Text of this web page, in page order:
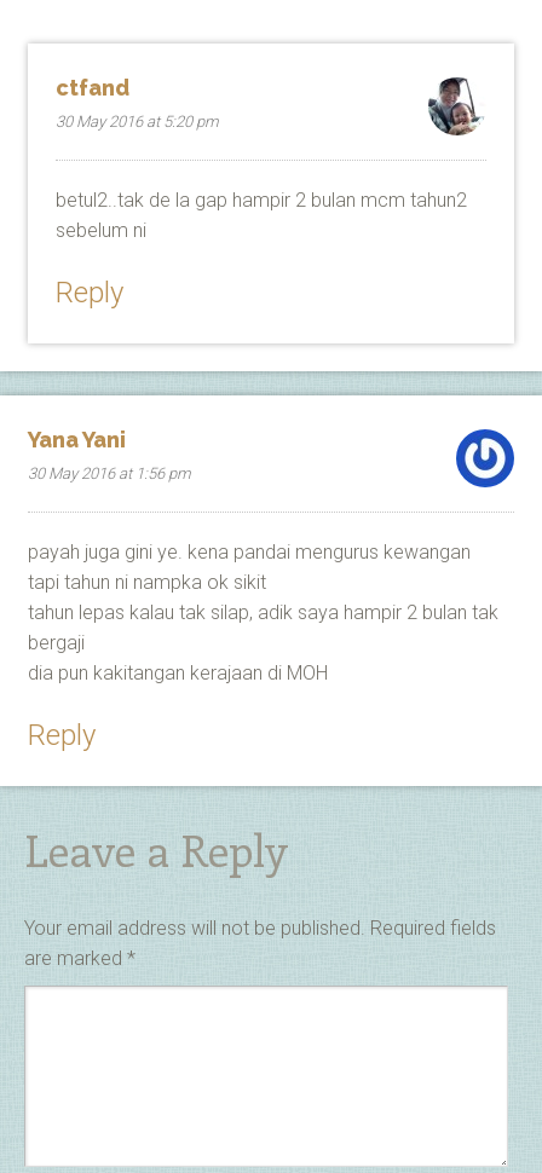
ctfand
30 May 2016 at 5:20 pm
betul2..tak de la gap hampir 2 bulan mcm tahun2
sebelum ni
Reply
Yana Yani
30 May 2016 at 1:56 pm
payah juga gini ye. kena pandai mengurus kewangan
tapi tahun ni nampka ok sikit
tahun lepas kalau tak silap, adik saya hampir 2 bulan tak
bergaji
dia pun kakitangan kerajaan di MOH
Reply
Leave a Reply
Your email address will not be published. Required fields
are marked *